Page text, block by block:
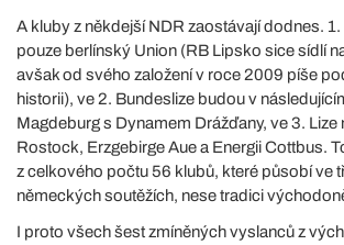
A kluby z někdejší NDR zaostávají dodnes.
pouze berlínský Union (RB Lipsko sice sídlí
avšak od svého založení v roce 2009 píše
historii), ve 2. Bundeslize budou v
Magdeburg s Dynamem Drážďany, ve 3. Lize
Rostock, Erzgebirge Aue a Energii Cottbus.
z celkového počtu 56 klubů, které působí ve
německých soutěžích, nese tradici
I proto všech šest zmíněných vyslanců z